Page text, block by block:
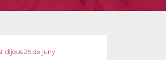
dijous 25 de juny